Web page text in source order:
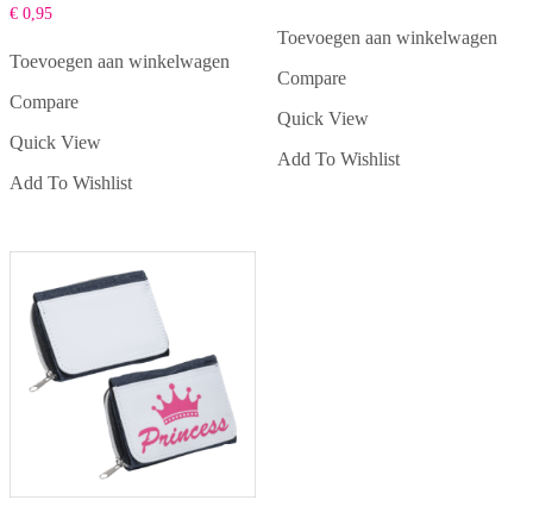
Beoordeeld
van 5
€ 0,95
Toevoegen aan winkelwagen
Compare
Quick View
Add To Wishlist
Toevoegen aan winkelwagen
Compare
Quick View
Add To Wishlist